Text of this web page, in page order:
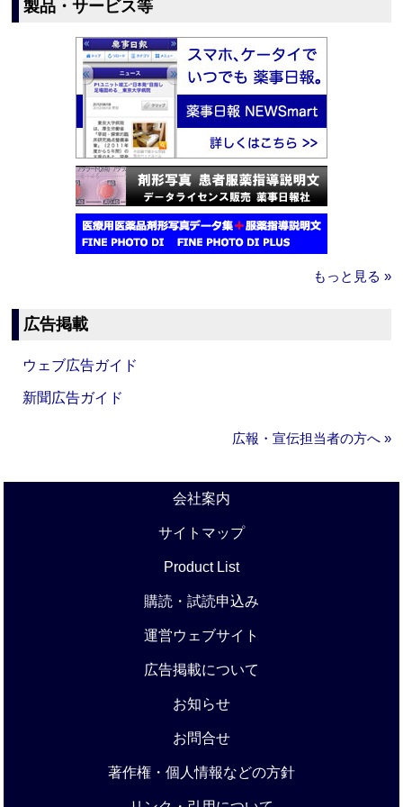
製品・サービス等
もっと見る »
広告掲載
ウェブ広告ガイド
新聞広告ガイド
広報・宣伝担当者の方へ »
会社案内
サイトマップ
Product List
購読・試読申込み
運営ウェブサイト
広告掲載について
お知らせ
お問合せ
著作権・個人情報などの方針